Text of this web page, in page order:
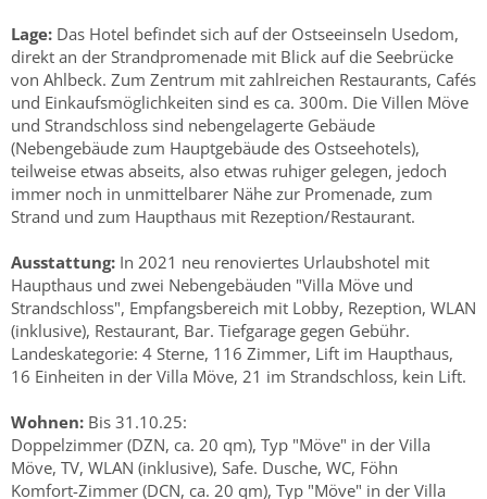
Lage: Das Hotel befindet sich auf der Ostseeinseln Usedom,
direkt an der Strandpromenade mit Blick auf die Seebrücke
von Ahlbeck. Zum Zentrum mit zahlreichen Restaurants, Cafés
und Einkaufsmöglichkeiten sind es ca. 300m. Die Villen Möve
und Strandschloss sind nebengelagerte Gebäude
(Nebengebäude zum Hauptgebäude des Ostseehotels),
teilweise etwas abseits, also etwas ruhiger gelegen, jedoch
immer noch in unmittelbarer Nähe zur Promenade, zum
Strand und zum Haupthaus mit Rezeption/Restaurant.
Ausstattung: In 2021 neu renoviertes Urlaubshotel mit
Haupthaus und zwei Nebengebäuden "Villa Möve und
Strandschloss", Empfangsbereich mit Lobby, Rezeption, WLAN
(inklusive), Restaurant, Bar. Tiefgarage gegen Gebühr.
Landeskategorie: 4 Sterne, 116 Zimmer, Lift im Haupthaus,
16 Einheiten in der Villa Möve, 21 im Strandschloss, kein Lift.
Wohnen: Bis 31.10.25:
Doppelzimmer (DZN, ca. 20 qm), Typ "Möve" in der Villa
Möve, TV, WLAN (inklusive), Safe. Dusche, WC, Föhn
Komfort-Zimmer (DCN, ca. 20 qm), Typ "Möve" in der Villa